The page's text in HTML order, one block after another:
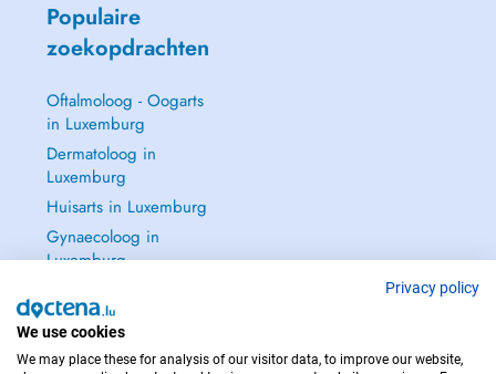
Populaire
zoekopdrachten
Oftalmoloog - Oogarts
in Luxemburg
Dermatoloog in
Luxemburg
Huisarts in Luxemburg
Gynaecoloog in
Luxemburg
Privacy policy
We use cookies
We may place these for analysis of our visitor data, to improve our website,